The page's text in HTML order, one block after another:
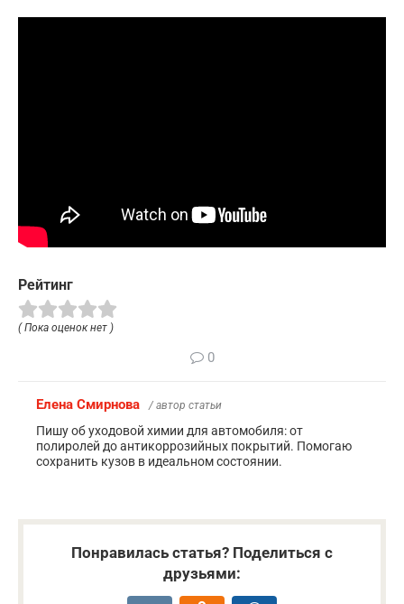
Рейтинг
( Пока оценок нет )
0
Елена Смирнова / автор статьи
Пишу об уходовой химии для автомобиля: от
полиролей до антикоррозийных покрытий. Помогаю
сохранить кузов в идеальном состоянии.
Понравилась статья? Поделиться с
друзьями: